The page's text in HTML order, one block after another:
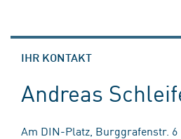
IHR KONTAKT
Andreas
Am DIN-Platz, Burggrafenstr. 6